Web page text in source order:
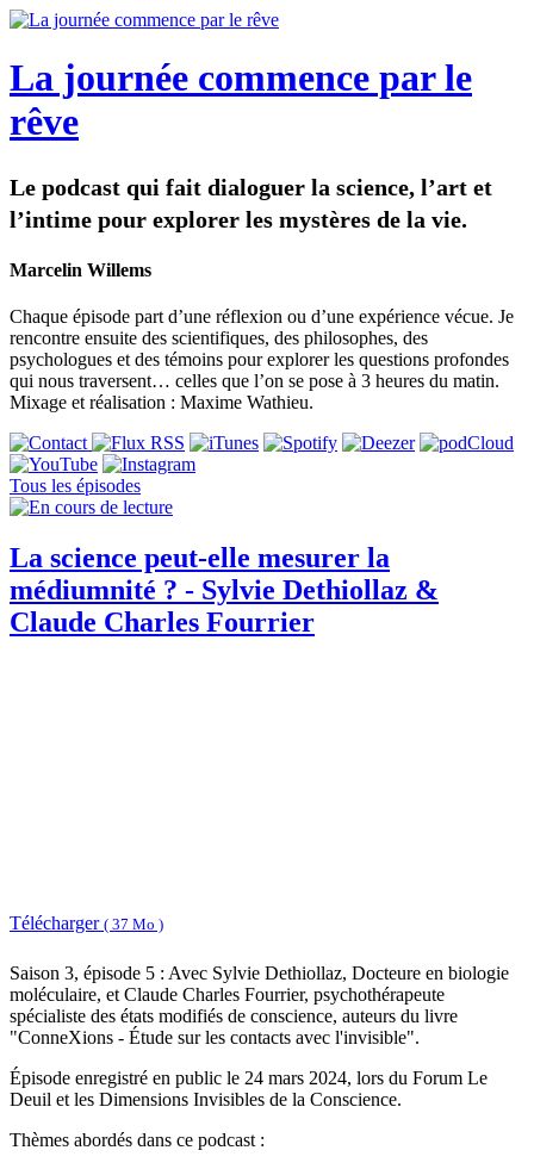
La journée commence par le
rêve
Le podcast qui fait dialoguer la science, l’art et
l’intime pour explorer les mystères de la vie.
Marcelin Willems
Chaque épisode part d’une réflexion ou d’une expérience vécue. Je
rencontre ensuite des scientifiques, des philosophes, des
psychologues et des témoins pour explorer les questions profondes
qui nous traversent… celles que l’on se pose à 3 heures du matin.
Mixage et réalisation : Maxime Wathieu.
Tous les épisodes
La science peut-elle mesurer la
médiumnité ? - Sylvie Dethiollaz &
Claude Charles Fourrier
Télécharger ( 37 Mo )
Saison 3, épisode 5 : Avec Sylvie Dethiollaz, Docteure en biologie
moléculaire, et Claude Charles Fourrier, psychothérapeute
spécialiste des états modifiés de conscience, auteurs du livre
"ConneXions - Étude sur les contacts avec l'invisible".
Épisode enregistré en public le 24 mars 2024, lors du Forum Le
Deuil et les Dimensions Invisibles de la Conscience.
Thèmes abordés dans ce podcast :